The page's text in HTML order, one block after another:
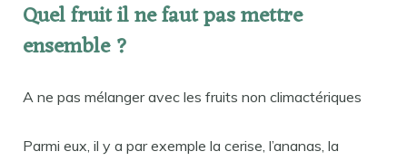
Quel fruit il ne faut pas mettre
ensemble ?
A ne pas mélanger avec les fruits non climactériques
Parmi eux, il y a par exemple la cerise, l’ananas, la